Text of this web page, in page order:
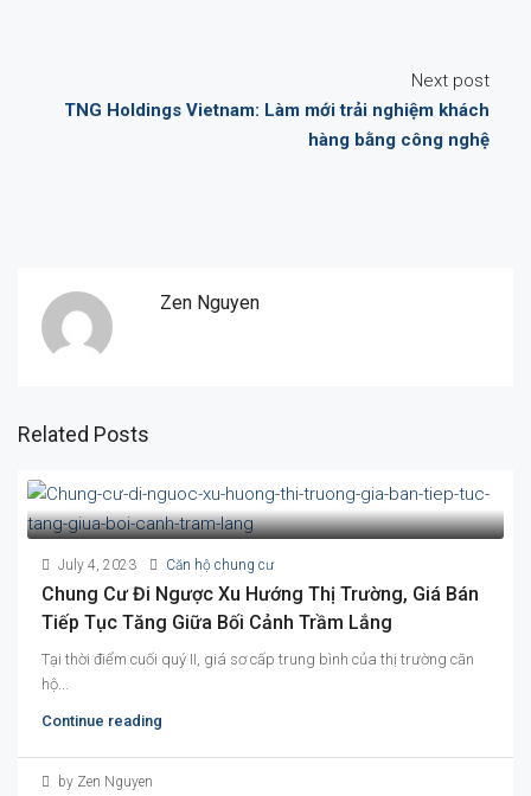
Next post
TNG Holdings Vietnam: Làm mới trải nghiệm khách
hàng bằng công nghệ
Zen Nguyen
Related Posts
July 4, 2023 Căn hộ chung cư
Chung Cư Đi Ngược Xu Hướng Thị Trường, Giá Bán
Tiếp Tục Tăng Giữa Bối Cảnh Trầm Lắng
Tại thời điểm cuối quý II, giá sơ cấp trung bình của thị trường căn
hộ...
Continue reading
by Zen Nguyen